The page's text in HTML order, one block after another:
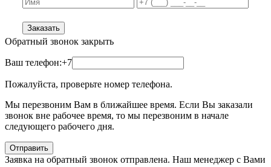
Заказать
Обратный звонок закрыть
Ваш телефон:+7
Пожалуйста, проверьте номер телефона.
Мы перезвоним Вам в ближайшее время. Если Вы заказали
звонок вне рабочее время, то мы перезвоним в начале
следующего рабочего дня.
Отправить
Заявка на обратный звонок отправлена. Наш менеджер с Вами